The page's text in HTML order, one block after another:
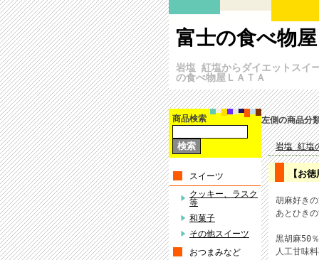
富士の食べ物
岩塩 紅塩からダイエットスイ
の食べ物屋ＬＡＴＡ
商品検索
スイーツ
クッキー、ラスク
等
和菓子
その他スイーツ
おつまみなど
左側の商品分
岩塩 紅塩
【お
胡麻好き
あとひき
黒胡麻50
人工甘味